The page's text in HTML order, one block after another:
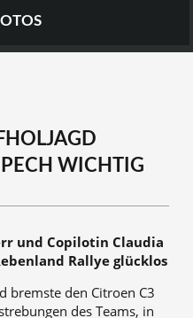
WICHTIG
und Copilotin Claudia
Rallye glücklos
bremste den Citroen C3
des Teams, in